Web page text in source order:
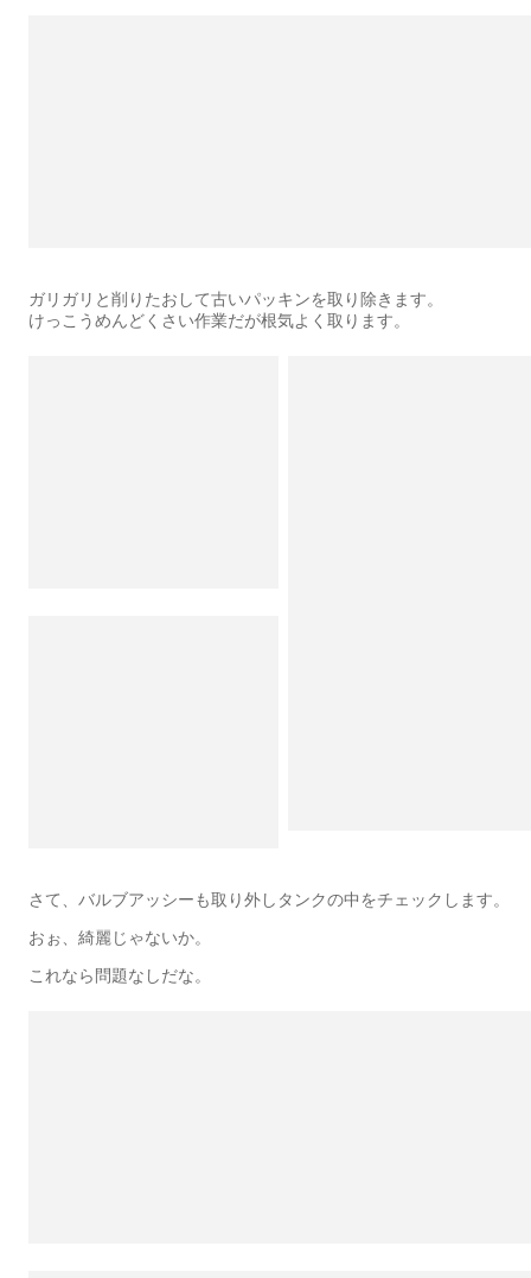
ガリガリと削りたおして古いパッキンを取り除きます。
けっこうめんどくさい作業だが根気よく取ります。
さて、バルブアッシーも取り外しタンクの中をチェックします。
おぉ、綺麗じゃないか。
これなら問題なしだな。